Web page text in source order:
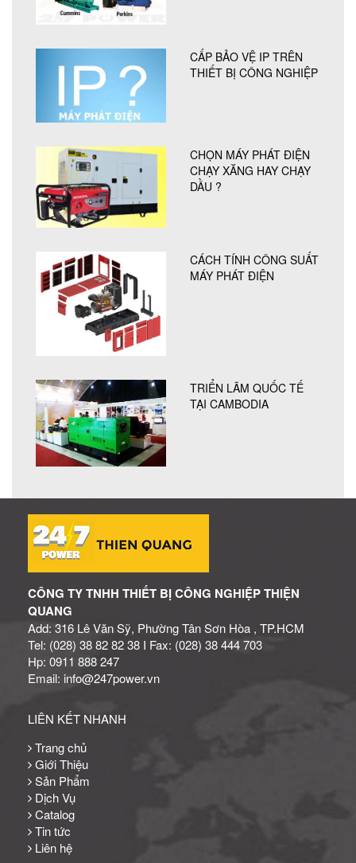
CẤP BẢO VỆ IP TRÊN
THIẾT BỊ CÔNG NGHIỆP
CHỌN MÁY PHÁT ĐIỆN
CHẠY XĂNG HAY CHẠY
DẦU ?
CÁCH TÍNH CÔNG SUẤT
MÁY PHÁT ĐIỆN
TRIỂN LÃM QUỐC TẾ
TẠI CAMBODIA
CÔNG TY TNHH THIẾT BỊ CÔNG NGHIỆP THIỆN
QUANG
Add: 316 Lê Văn Sỹ, Phường Tân Sơn Hòa , TP.HCM
Tel: (028) 38 82 82 38 I Fax: (028) 38 444 703
Hp: 0911 888 247
Email: info@247power.vn
LIÊN KẾT NHANH
Trang chủ
Giới Thiệu
Sản Phẩm
Dịch Vụ
Catalog
Tin tức
Liên hệ